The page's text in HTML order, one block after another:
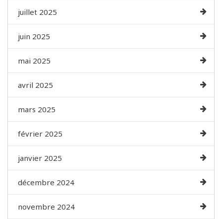
juillet 2025
juin 2025
mai 2025
avril 2025
mars 2025
février 2025
janvier 2025
décembre 2024
novembre 2024